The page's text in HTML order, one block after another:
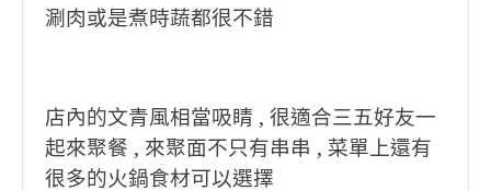
涮肉或是煮時蔬都很不錯
店內的文青風相當吸睛 , 很適合三五好友一
起來聚餐 , 來聚面不只有串串 , 菜單上還有
很多的火鍋食材可以選擇